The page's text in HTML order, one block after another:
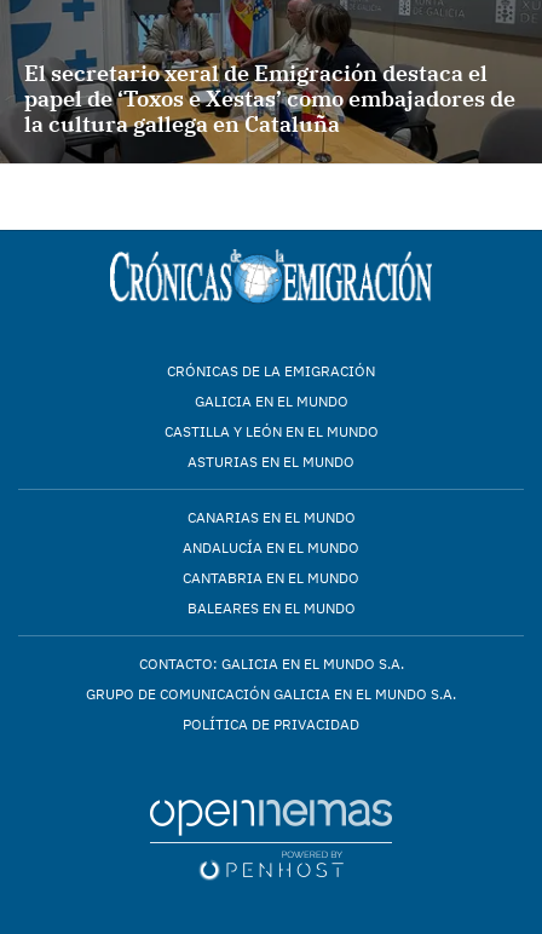
El secretario xeral de Emigración destaca el
papel de ‘Toxos e Xestas’ como embajadores de
la cultura gallega en Cataluña
CRÓNICAS DE LA EMIGRACIÓN
GALICIA EN EL MUNDO
CASTILLA Y LEÓN EN EL MUNDO
ASTURIAS EN EL MUNDO
CANARIAS EN EL MUNDO
ANDALUCÍA EN EL MUNDO
CANTABRIA EN EL MUNDO
BALEARES EN EL MUNDO
CONTACTO: GALICIA EN EL MUNDO S.A.
GRUPO DE COMUNICACIÓN GALICIA EN EL MUNDO S.A.
POLÍTICA DE PRIVACIDAD